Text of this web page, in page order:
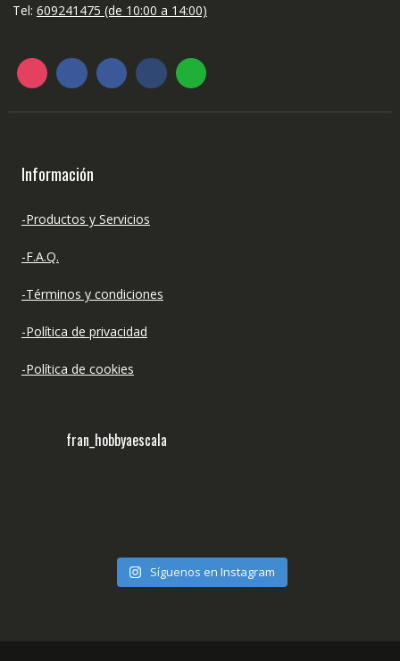
Tel: 609241475 (de 10:00 a 14:00)
Información
-Productos y Servicios
-F.A.Q.
-Términos y condiciones
-Política de privacidad
-Política de cookies
fran_hobbyaescala
Síguenos en Instagram